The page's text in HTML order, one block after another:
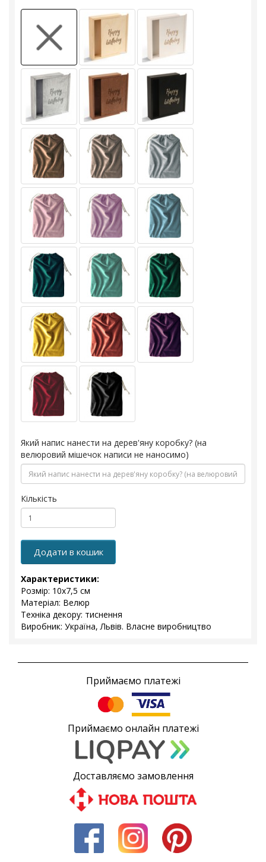
Який напис нанести на дерев'яну коробку? (на
велюровий мішечок написи не наносимо)
Кількість
Додати в кошик
Характеристики:
Розмір: 10x7,5 см
Матеріал: Велюр
Техніка декору: тиснення
Виробник: Україна, Львів. Власне виробництво
Приймаємо платежі
Приймаємо онлайн платежі
Доставляємо замовлення